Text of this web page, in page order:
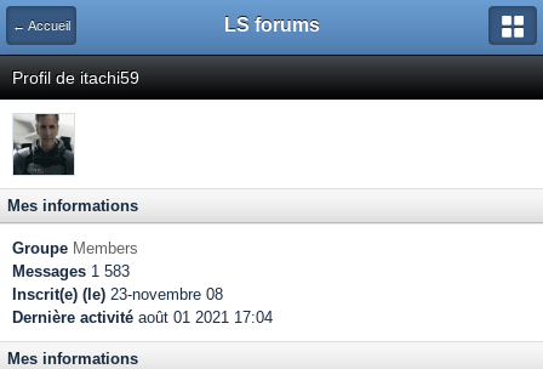
← Accueil LS forums
Profil de itachi59
Mes informations
Groupe Members
Messages 1 583
Inscrit(e) (le) 23-novembre 08
Dernière activité août 01 2021 17:04
Mes informations